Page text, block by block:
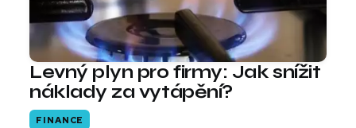
Levný plyn pro firmy: Jak snížit
náklady za vytápění?
FINANCE